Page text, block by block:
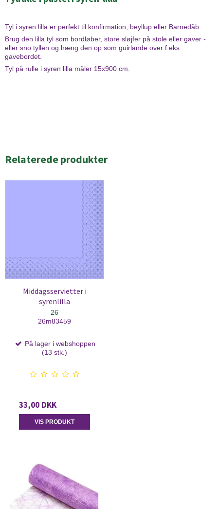
Tyl i syren lilla er perfekt til konfirmation, beyllup eller Barnedåb.
Brug den lilla tyl som bordløber, store sløjfer på stole eller gaver -
eller sno tyllen og hæng den op som guirlande over f.eks
gavebordet.
Tyl på rulle i syren lilla måler 15x900 cm.
Relaterede produkter
Middagsservietter i
syrenlilla
26
26m83459
På lager i webshoppen
(13 stk.)
33,00 DKK
VIS PRODUKT